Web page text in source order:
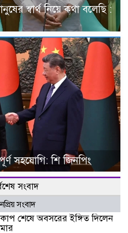
স্বার্থ নিয়ে কথা বলেছি :
সহযোগি: শি জিনপিং
সংবাদ
সংবাদ
শেষে অবসরের ইঙ্গিত দিলেন